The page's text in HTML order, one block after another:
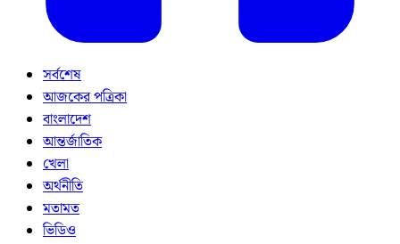
সর্বশেষ
আজকের পত্রিকা
বাংলাদেশ
আন্তর্জাতিক
খেলা
অর্থনীতি
মতামত
ভিডিও